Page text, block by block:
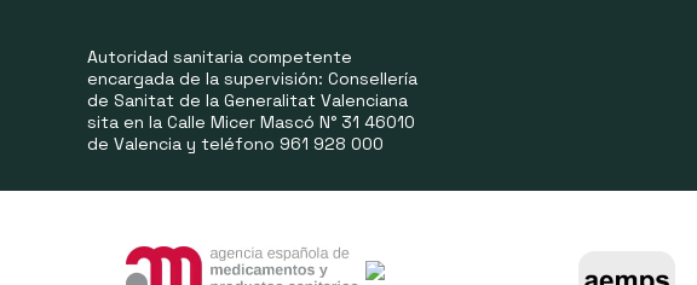
Autoridad sanitaria competente
encargada de la supervisión: Consellería
de Sanitat de la Generalitat Valenciana
sita en la Calle Micer Mascó N° 31 46010
de Valencia y teléfono 961 928 000